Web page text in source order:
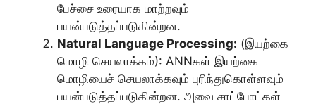
பேச்சை உரையாக மாற்றவும்
பயன்படுத்தப்படுகின்றன.
Natural Language Processing: (இயற்கை
மொழி செயலாக்கம்): ANNகள் இயற்கை
மொழியைச் செயலாக்கவும் புரிந்துகொள்ளவும்
பயன்படுத்தப்படுகின்றன. அவை சாட்போட்கள்